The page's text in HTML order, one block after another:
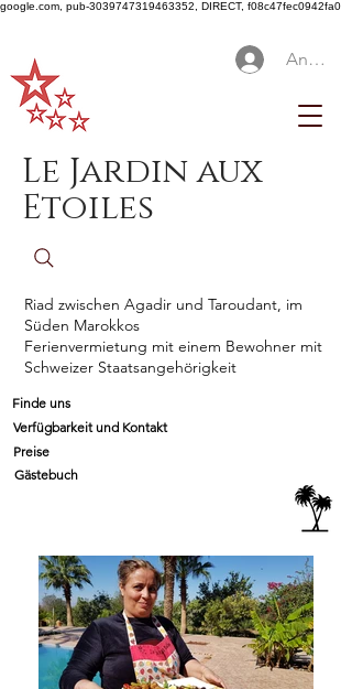
google.com, pub-3039747319463352, DIRECT, f08c47fec0942fa0
Le Jardin aux
Etoiles
Riad zwischen Agadir und Taroudant, im
Süden Marokkos
Ferienvermietung mit einem Bewohner mit
Schweizer Staatsangehörigkeit
Finde uns
Verfügbarkeit und Kontakt
Preise
Gästebuch